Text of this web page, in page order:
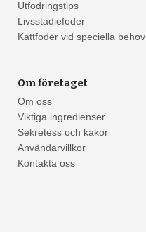
Utfodringstips
Livsstadiefoder
Kattfoder vid speciella behov
Om företaget
Om oss
Viktiga ingredienser
Sekretess och kakor
Användarvillkor
Kontakta oss